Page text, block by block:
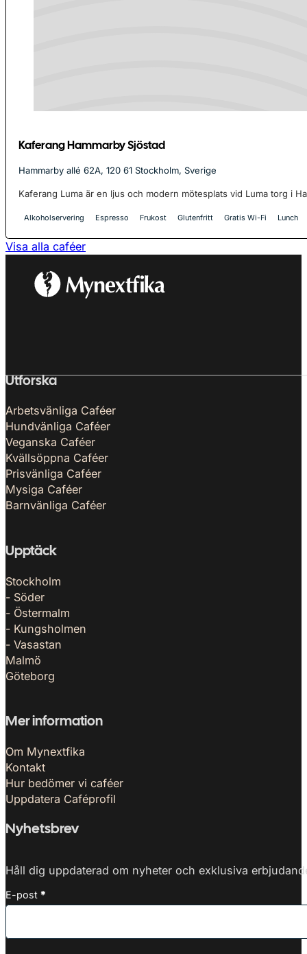
Kaferang Hammarby Sjöstad
Hammarby allé 62A, 120 61 Stockholm, Sverige
Kaferang Luma är en ljus och modern mötesplats vid Luma torg i
Alkoholservering Espresso Frukost Glutenfritt Gratis Wi-Fi Lunch
Visa alla caféer
Utforska
Arbetsvänliga Caféer
Hundvänliga Caféer
Veganska Caféer
Kvällsöppna Caféer
Prisvänliga Caféer
Mysiga Caféer
Barnvänliga Caféer
Upptäck
Stockholm
- Söder
- Östermalm
- Kungsholmen
- Vasastan
Malmö
Göteborg
Mer information
Om Mynextfika
Kontakt
Hur bedömer vi caféer
Uppdatera Caféprofil
Nyhetsbrev
Håll dig uppdaterad om nyheter och exklusiva
E-post *